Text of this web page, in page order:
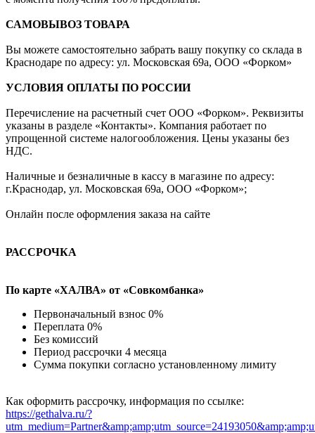
САМОВЫВОЗ ТОВАРА
Вы можете самостоятельно забрать вашу покупку со склада в
Краснодаре по адресу: ул. Московская 69а, ООО «Форком»
УСЛОВИЯ ОПЛАТЫ ПО РОССИИ
Перечисление на расчетный счет ООО «Форком». Реквизиты
указаны в разделе «Контакты». Компания работает по
упрощенной системе налогообложения. Цены указаны без
НДС.
Наличные и безналичные в кассу в магазине по адресу:
г.Краснодар, ул. Московская 69а, ООО «Форком»;
Онлайн после оформления заказа на сайте
РАССРОЧКА
По карте «ХАЛВА» от «Совкомбанка»
Первоначальный взнос 0%
Переплата 0%
Без комиссий
Период рассрочки 4 месяца
Сумма покупки согласно установленному лимиту
Как оформить рассрочку, информация по ссылке:
https://gethalva.ru/?